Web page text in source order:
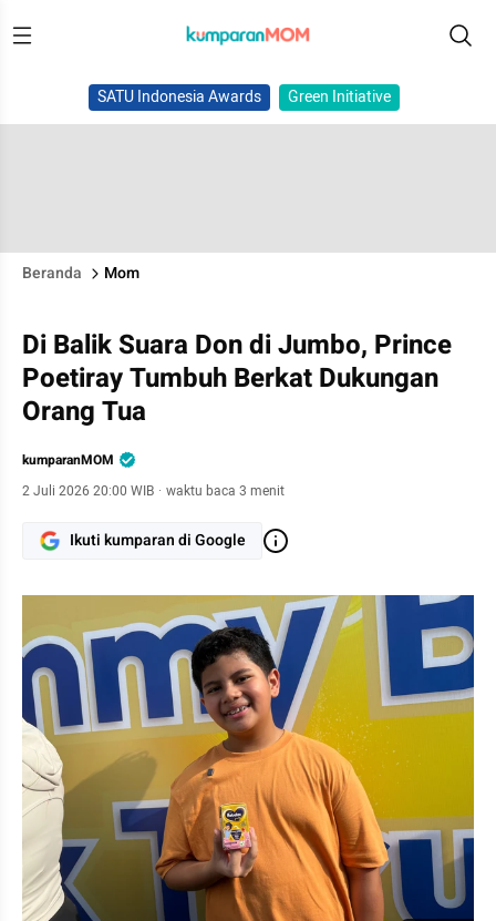
SATU Indonesia Awards Green Initiative
Beranda Mom
Di Balik Suara Don di Jumbo, Prince
Poetiray Tumbuh Berkat Dukungan
Orang Tua
kumparanMOM
2 Juli 2026 20:00 WIB · waktu baca 3 menit
Ikuti kumparan di Google